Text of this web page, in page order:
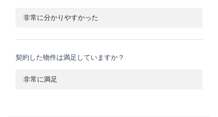
非常に分かりやすかった
契約した物件は満足していますか？
非常に満足